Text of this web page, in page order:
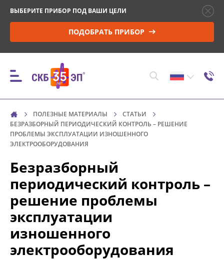
ВЫБЕРИТЕ ПРИБОР ПОД ВАШИ ЦЕЛИ
ПОДОБРАТЬ ПРИБОР
ПРИБОРЫ
ВЫСОКОВОЛЬТНЫХ ВЫКЛЮЧАТЕЛЕЙ (ВВ)
УПРАВЛЕНИЕ ПРИВОДОМ ВВ И ПРОВЕРКА
МИНИМАЛЬНОГО НАПРЯЖЕНИЯ
СРАБАТЫВАНИЯ
ИЗМЕРЕНИЕ СОПРОТИВЛЕНИЯ В
БЕЗИНДУКТИВНЫХ ОБЪЕКТАХ
ПОЛЕЗНЫЕ МАТЕРИАЛЫ
СТАТЬИ
БЕЗРАЗБОРНЫЙ ПЕРИОДИЧЕСКИЙ КОНТРОЛЬ – РЕШЕНИЕ
ПРОБЛЕМЫ ЭКСПЛУАТАЦИИ ИЗНОШЕННОГО
ЭЛЕКТРООБОРУДОВАНИЯ
Безразборный
периодический контроль –
решение проблемы
эксплуатации
изношенного
электрооборудования